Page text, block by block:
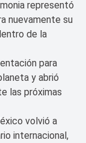
representó
nuevamente su
de la
para
y abrió
las próximas
volvió a
internacional,